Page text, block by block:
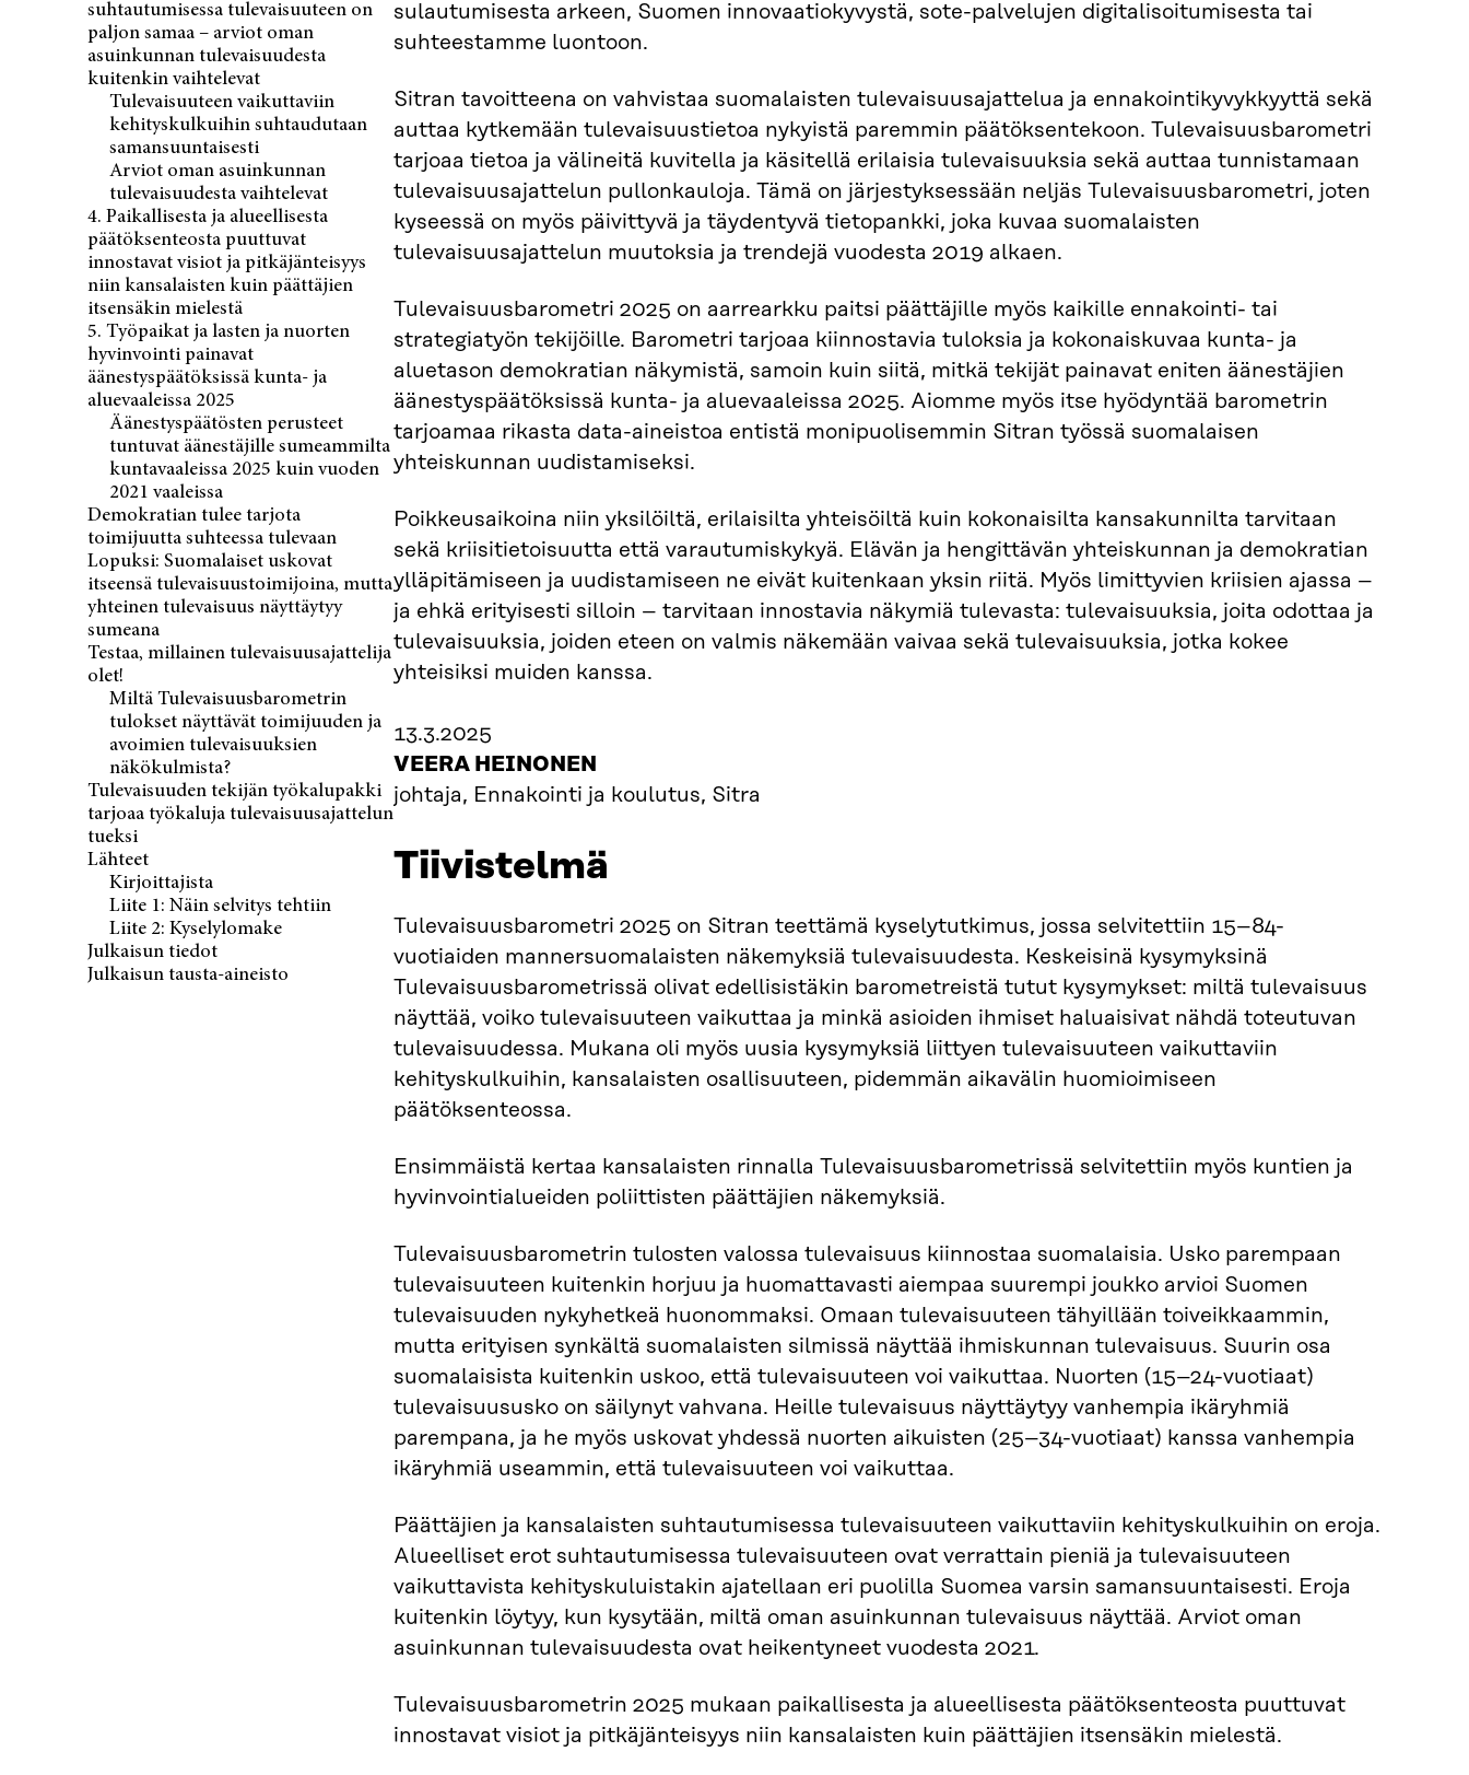
suhtautumisessa tulevaisuuteen on
paljon samaa – arviot oman
asuinkunnan tulevaisuudesta
kuitenkin vaihtelevat
Tulevaisuuteen vaikuttaviin
kehityskulkuihin suhtaudutaan
samansuuntaisesti
Arviot oman asuinkunnan
tulevaisuudesta vaihtelevat
4. Paikallisesta ja alueellisesta
päätöksenteosta puuttuvat
innostavat visiot ja pitkäjänteisyys
niin kansalaisten kuin päättäjien
itsensäkin mielestä
5. Työpaikat ja lasten ja nuorten
hyvinvointi painavat
äänestyspäätöksissä kunta- ja
aluevaaleissa 2025
Äänestyspäätösten perusteet
tuntuvat äänestäjille sumeammilta
kuntavaaleissa 2025 kuin vuoden
2021 vaaleissa
Demokratian tulee tarjota
toimijuutta suhteessa tulevaan
Lopuksi: Suomalaiset uskovat
itseensä tulevaisuustoimijoina, mutta
yhteinen tulevaisuus näyttäytyy
sumeana
Testaa, millainen tulevaisuusajattelija
olet!
Miltä Tulevaisuusbarometrin
tulokset näyttävät toimijuuden ja
avoimien tulevaisuuksien
näkökulmista?
Tulevaisuuden tekijän työkalupakki
tarjoaa työkaluja tulevaisuusajattelun
tueksi
Lähteet
Kirjoittajista
Liite 1: Näin selvitys tehtiin
Liite 2: Kyselylomake
Julkaisun tiedot
Julkaisun tausta-aineisto
sulautumisesta arkeen, Suomen innovaatiokyvystä, sote-palvelujen digitalisoitumisesta tai
suhteestamme luontoon.
Sitran tavoitteena on vahvistaa suomalaisten tulevaisuusajattelua ja ennakointikyvykkyyttä sekä
auttaa kytkemään tulevaisuustietoa nykyistä paremmin päätöksentekoon. Tulevaisuusbarometri
tarjoaa tietoa ja välineitä kuvitella ja käsitellä erilaisia tulevaisuuksia sekä auttaa tunnistamaan
tulevaisuusajattelun pullonkauloja. Tämä on järjestyksessään neljäs Tulevaisuusbarometri, joten
kyseessä on myös päivittyvä ja täydentyvä tietopankki, joka kuvaa suomalaisten
tulevaisuusajattelun muutoksia ja trendejä vuodesta 2019 alkaen.
Tulevaisuusbarometri 2025 on aarrearkku paitsi päättäjille myös kaikille ennakointi- tai
strategiatyön tekijöille. Barometri tarjoaa kiinnostavia tuloksia ja kokonaiskuvaa kunta- ja
aluetason demokratian näkymistä, samoin kuin siitä, mitkä tekijät painavat eniten äänestäjien
äänestyspäätöksissä kunta- ja aluevaaleissa 2025. Aiomme myös itse hyödyntää barometrin
tarjoamaa rikasta data-aineistoa entistä monipuolisemmin Sitran työssä suomalaisen
yhteiskunnan uudistamiseksi.
Poikkeusaikoina niin yksilöiltä, erilaisilta yhteisöiltä kuin kokonaisilta kansakunnilta tarvitaan
sekä kriisitietoisuutta että varautumiskykyä. Elävän ja hengittävän yhteiskunnan ja demokratian
ylläpitämiseen ja uudistamiseen ne eivät kuitenkaan yksin riitä. Myös limittyvien kriisien ajassa –
ja ehkä erityisesti silloin – tarvitaan innostavia näkymiä tulevasta: tulevaisuuksia, joita odottaa ja
tulevaisuuksia, joiden eteen on valmis näkemään vaivaa sekä tulevaisuuksia, jotka kokee
yhteisiksi muiden kanssa.
13.3.2025
VEERA HEINONEN
johtaja, Ennakointi ja koulutus, Sitra
Tiivistelmä
Tulevaisuusbarometri 2025 on Sitran teettämä kyselytutkimus, jossa selvitettiin 15–84-
vuotiaiden mannersuomalaisten näkemyksiä tulevaisuudesta. Keskeisinä kysymyksinä
Tulevaisuusbarometrissä olivat edellisistäkin barometreistä tutut kysymykset: miltä tulevaisuus
näyttää, voiko tulevaisuuteen vaikuttaa ja minkä asioiden ihmiset haluaisivat nähdä toteutuvan
tulevaisuudessa. Mukana oli myös uusia kysymyksiä liittyen tulevaisuuteen vaikuttaviin
kehityskulkuihin, kansalaisten osallisuuteen, pidemmän aikavälin huomioimiseen
päätöksenteossa.
Ensimmäistä kertaa kansalaisten rinnalla Tulevaisuusbarometrissä selvitettiin myös kuntien ja
hyvinvointialueiden poliittisten päättäjien näkemyksiä.
Tulevaisuusbarometrin tulosten valossa tulevaisuus kiinnostaa suomalaisia. Usko parempaan
tulevaisuuteen kuitenkin horjuu ja huomattavasti aiempaa suurempi joukko arvioi Suomen
tulevaisuuden nykyhetkeä huonommaksi. Omaan tulevaisuuteen tähyillään toiveikkaammin,
mutta erityisen synkältä suomalaisten silmissä näyttää ihmiskunnan tulevaisuus. Suurin osa
suomalaisista kuitenkin uskoo, että tulevaisuuteen voi vaikuttaa. Nuorten (15–24-vuotiaat)
tulevaisuususko on säilynyt vahvana. Heille tulevaisuus näyttäytyy vanhempia ikäryhmiä
parempana, ja he myös uskovat yhdessä nuorten aikuisten (25–34-vuotiaat) kanssa vanhempia
ikäryhmiä useammin, että tulevaisuuteen voi vaikuttaa.
Päättäjien ja kansalaisten suhtautumisessa tulevaisuuteen vaikuttaviin kehityskulkuihin on eroja.
Alueelliset erot suhtautumisessa tulevaisuuteen ovat verrattain pieniä ja tulevaisuuteen
vaikuttavista kehityskuluistakin ajatellaan eri puolilla Suomea varsin samansuuntaisesti. Eroja
kuitenkin löytyy, kun kysytään, miltä oman asuinkunnan tulevaisuus näyttää. Arviot oman
asuinkunnan tulevaisuudesta ovat heikentyneet vuodesta 2021.
Tulevaisuusbarometrin 2025 mukaan paikallisesta ja alueellisesta päätöksenteosta puuttuvat
innostavat visiot ja pitkäjänteisyys niin kansalaisten kuin päättäjien itsensäkin mielestä.